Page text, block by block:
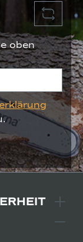
oben